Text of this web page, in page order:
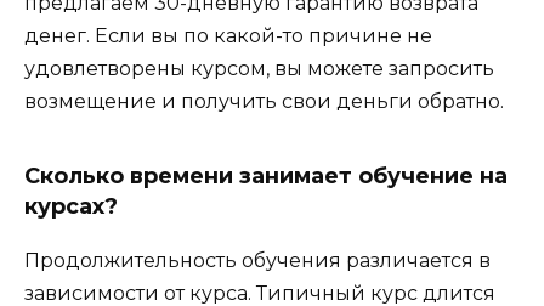
денег. Если вы по какой-то причине не
удовлетворены курсом, вы можете запросить
возмещение и получить свои деньги обратно.
Сколько времени занимает обучение на
курсах?
Продолжительность обучения различается в
зависимости от курса. Типичный курс длится